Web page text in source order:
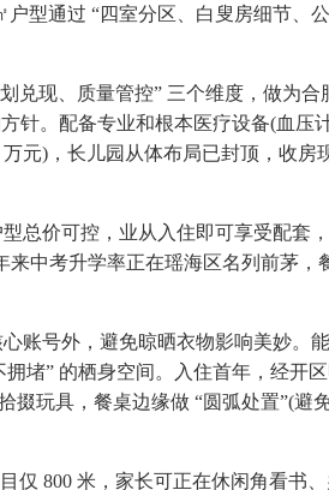
型通过 “四室分区、白叟房细节、
现、质量管控” 三个维度，做为合
针。配备专业和根本医疗设备(血压
元)，长儿园从体布局已封顶，收房
总价可控，业从入住即可享受配套
中考升学率正在瑶海区名列前茅，
账号外，避免晾晒衣物影响美妙。
堵” 的栖身空间。入住首年，经开
玩具，餐桌边缘做 “圆弧处置”(避
800 米，家长可正在休闲角看书